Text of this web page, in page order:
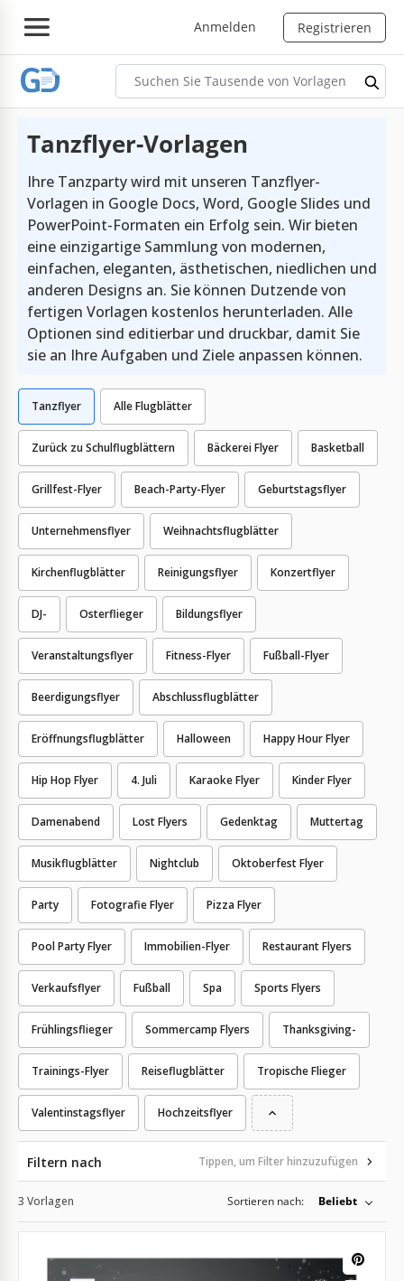
Anmelden Registrieren
Tanzflyer-Vorlagen
Ihre Tanzparty wird mit unseren Tanzflyer-
Vorlagen in Google Docs, Word, Google Slides und
PowerPoint-Formaten ein Erfolg sein. Wir bieten
eine einzigartige Sammlung von modernen,
einfachen, eleganten, ästhetischen, niedlichen und
anderen Designs an. Sie können Dutzende von
fertigen Vorlagen kostenlos herunterladen. Alle
Optionen sind editierbar und druckbar, damit Sie
sie an Ihre Aufgaben und Ziele anpassen können.
Alle Flugblätter
Zurück zu Schulflugblättern Bäckerei Flyer Basketball
Grillfest-Flyer Beach-Party-Flyer Geburtstagsflyer
Unternehmensflyer Weihnachtsflugblätter
Kirchenflugblätter Reinigungsflyer Konzertflyer
Tanzflyer
DJ- Osterflieger Bildungsflyer
Veranstaltungsflyer Fitness-Flyer Fußball-Flyer
Beerdigungsflyer Abschlussflugblätter
Eröffnungsflugblätter Halloween Happy Hour Flyer
Hip Hop Flyer 4. Juli Karaoke Flyer Kinder Flyer
Damenabend Lost Flyers Gedenktag Muttertag
Musikflugblätter Nightclub Oktoberfest Flyer
Party Fotografie Flyer Pizza Flyer
Pool Party Flyer Immobilien-Flyer Restaurant Flyers
Verkaufsflyer Fußball Spa Sports Flyers
Frühlingsflieger Sommercamp Flyers Thanksgiving-
Trainings-Flyer Reiseflugblätter Tropische Flieger
Valentinstagsflyer Hochzeitsflyer
Filtern nach Tippen, um Filter hinzuzufügen
3 Vorlagen Sortieren nach: Beliebt